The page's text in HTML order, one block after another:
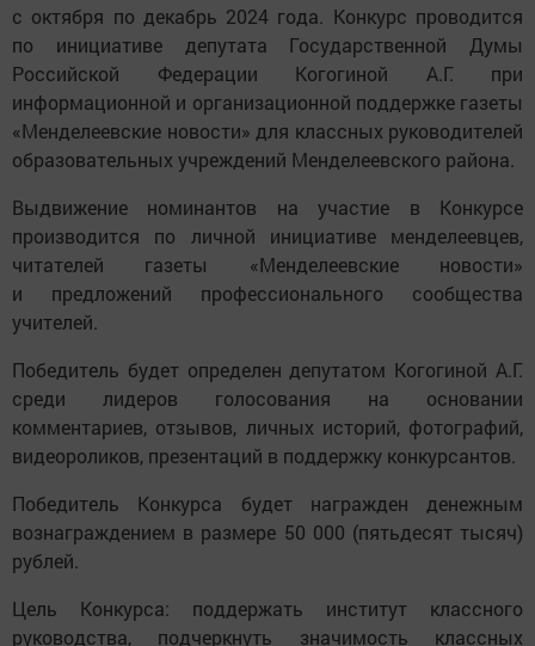
с октября по декабрь 2024 года. Конкурс проводится
по инициативе депутата Государственной Думы
Российской Федерации Когогиной А.Г. при
информационной и организационной поддержке газеты
«Менделеевские новости» для классных руководителей
образовательных учреждений Менделеевского района.
Выдвижение номинантов на участие в Конкурсе
производится по личной инициативе менделеевцев,
читателей газеты «Менделеевские новости»
и предложений профессионального сообщества
учителей.
Победитель будет определен депутатом Когогиной А.Г.
среди лидеров голосования на основании
комментариев, отзывов, личных историй, фотографий,
видеороликов, презентаций в поддержку конкурсантов.
Победитель Конкурса будет награжден денежным
вознаграждением в размере 50 000 (пятьдесят тысяч)
рублей.
Цель Конкурса: поддержать институт классного
руководства, подчеркнуть значимость классных